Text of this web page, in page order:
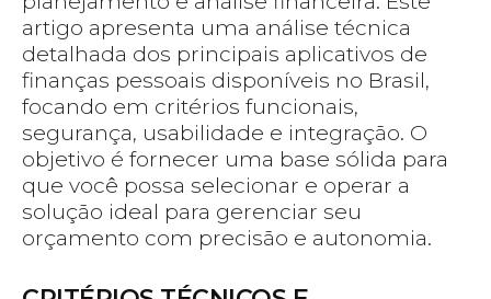
artigo apresenta uma análise técnica
detalhada dos principais aplicativos de
finanças pessoais disponíveis no Brasil,
focando em critérios funcionais,
segurança, usabilidade e integração. O
objetivo é fornecer uma base sólida para
que você possa selecionar e operar a
solução ideal para gerenciar seu
orçamento com precisão e autonomia.